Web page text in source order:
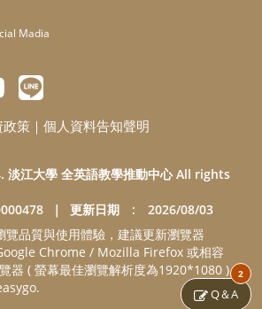
Madia
政策｜ 個人資料告知聲明
江大學 全英語教學推動中心 All rights
｜
更新日期 : 2026/08/03
覽品質與使用體驗，建議更新瀏覽器
Chrome / Mozilla Firefox 或相容
器 ( 螢幕最佳瀏覽解析度為1920*1080 )
2
Q＆A